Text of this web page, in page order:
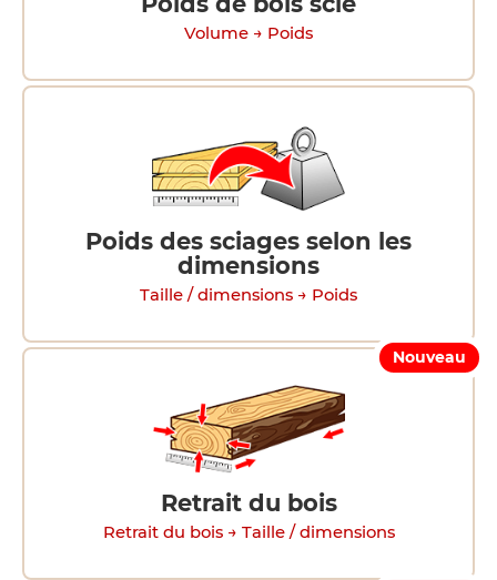
Volume → Poids
Poids des sciages selon les
dimensions
Taille / dimensions → Poids
Nouveau
Retrait du bois
Retrait du bois → Taille / dimensions